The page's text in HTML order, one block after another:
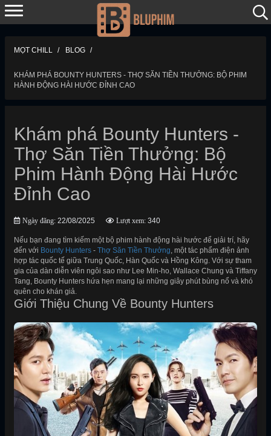
MỌT CHILL BLOG
KHÁM PHÁ BOUNTY HUNTERS - THỢ SĂN TIỀN THƯỞNG: BỘ PHIM
HÀNH ĐỘNG HÀI HƯỚC ĐỈNH CAO
Khám phá Bounty Hunters -
Thợ Săn Tiền Thưởng: Bộ
Phim Hành Động Hài Hước
Đỉnh Cao
Ngày đăng: 22/08/2025 Lượt xem: 340
Nếu bạn đang tìm kiếm một bộ phim hành động hài hước để giải trí, hãy
đến với Bounty Hunters - Thợ Săn Tiền Thưởng, một tác phẩm điện ảnh
hợp tác quốc tế giữa Trung Quốc, Hàn Quốc và Hồng Kông. Với sự tham
gia của dàn diễn viên ngôi sao như Lee Min-ho, Wallace Chung và Tiffany
Tang, Bounty Hunters hứa hẹn mang lại những giây phút bùng nổ và khó
quên cho khán giả.
Giới Thiệu Chung Về Bounty Hunters